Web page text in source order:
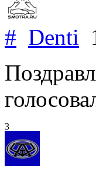
# Denti
3